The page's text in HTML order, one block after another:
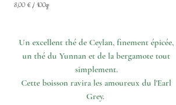
8,00 € / 100g
100
Un excellent thé de Ceylan, finement épicée,
un thé du Yunnan et de la bergamote tout
simplement.
Cette boisson ravira les amoureux du l'Earl
Grey.